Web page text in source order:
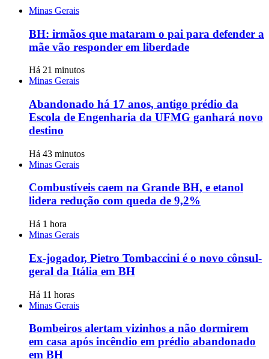
Minas Gerais
BH: irmãos que mataram o pai para defender a
mãe vão responder em liberdade
Há 21 minutos
Minas Gerais
Abandonado há 17 anos, antigo prédio da
Escola de Engenharia da UFMG ganhará novo
destino
Há 43 minutos
Minas Gerais
Combustíveis caem na Grande BH, e etanol
lidera redução com queda de 9,2%
Há 1 hora
Minas Gerais
Ex-jogador, Pietro Tombaccini é o novo cônsul-
geral da Itália em BH
Há 11 horas
Minas Gerais
Bombeiros alertam vizinhos a não dormirem
em casa após incêndio em prédio abandonado
em BH